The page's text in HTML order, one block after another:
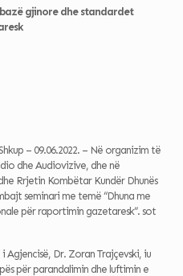
gjinore dhe standardet
Shkup – 09.06.2022. – Në organizim të
dhe Audiovizive, dhe në
Rrjetin Kombëtar Kundër Dhunës
seminari me temë “Dhuna me
për raportimin gazetaresk”. sot
Dr. Zoran Trajçevski, iu
për parandalimin dhe luftimin e